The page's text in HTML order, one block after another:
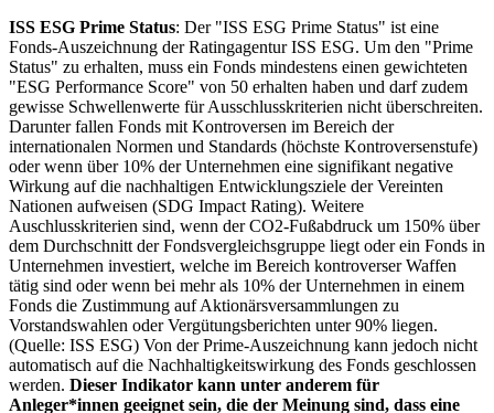
ISS ESG Prime Status: Der "ISS ESG Prime Status" ist eine
Fonds-Auszeichnung der Ratingagentur ISS ESG. Um den "Prime
Status" zu erhalten, muss ein Fonds mindestens einen gewichteten
"ESG Performance Score" von 50 erhalten haben und darf zudem
gewisse Schwellenwerte für Ausschlusskriterien nicht überschreiten.
Darunter fallen Fonds mit Kontroversen im Bereich der
internationalen Normen und Standards (höchste Kontroversenstufe)
oder wenn über 10% der Unternehmen eine signifikant negative
Wirkung auf die nachhaltigen Entwicklungsziele der Vereinten
Nationen aufweisen (SDG Impact Rating). Weitere
Auschlusskriterien sind, wenn der CO2-Fußabdruck um 150% über
dem Durchschnitt der Fondsvergleichsgruppe liegt oder ein Fonds in
Unternehmen investiert, welche im Bereich kontroverser Waffen
tätig sind oder wenn bei mehr als 10% der Unternehmen in einem
Fonds die Zustimmung auf Aktionärsversammlungen zu
Vorstandswahlen oder Vergütungsberichten unter 90% liegen.
(Quelle: ISS ESG) Von der Prime-Auszeichnung kann jedoch nicht
automatisch auf die Nachhaltigkeitswirkung des Fonds geschlossen
werden. Dieser Indikator kann unter anderem für
Anleger*innen geeignet sein, die der Meinung sind, dass eine